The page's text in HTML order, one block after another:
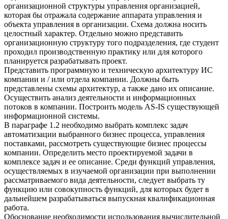
организационной структуры управления организацией,
которая бы отражала содержание аппарата управления и
объекта управления в организации. Схема должна носить
целостный характер. Отдельно можно представить
организационную структуру того подразделения, где студент
проходил производственную практику или для которого
планируется разрабатывать проект.
Представить программную и техническую архитектуру ИС
компании и / или отдела компании. Должны быть
представлены схемы архитектур, а также дано их описание.
Осуществить анализ деятельности и информационных
потоков в компании. Построить модель AS-IS существующей
информационной системы.
В параграфе 1.2 необходимо выбрать комплекс задач
автоматизации выбранного бизнес процесса, управления
поставками, рассмотреть существующие бизнес процессы
компании. Определить место проектируемой задачи в
комплексе задач и ее описание. Среди функций управления,
осуществляемых в изучаемой организации при выполнении
рассматриваемого вида деятельности, следует выбрать ту
функцию или совокупность функций, для которых будет в
дальнейшем разрабатываться выпускная квалификационная
работа.
Обоснование необходимости использования вычислительной